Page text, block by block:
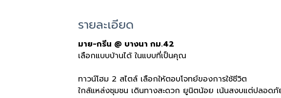
รายละเอียด
มาย-กรีน @ บางนา กม.42
เลือกแบบบ้านได้ ในแบบที่เป็นคุณ
ทาวน์โฮม 2 สไตล์ เลือกให้ตอบโจทย์ของการใช้ชีวิต
ใกล้แหล่งชุมชน เดินทางสะดวก ยูนิตน้อย เน้นสงบแต่ปลอดภั